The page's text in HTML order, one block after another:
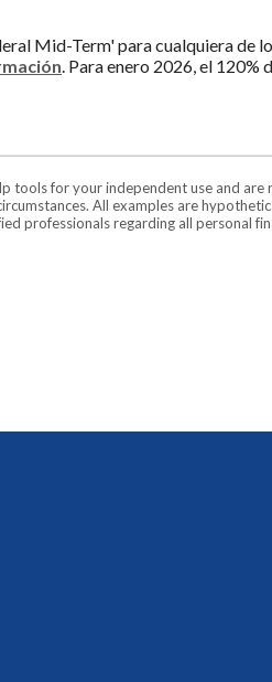
Mid-Term' para cualquiera de
. Para enero 2026, el 120%
tools for your independent use and
All examples are
professionals regarding all personal